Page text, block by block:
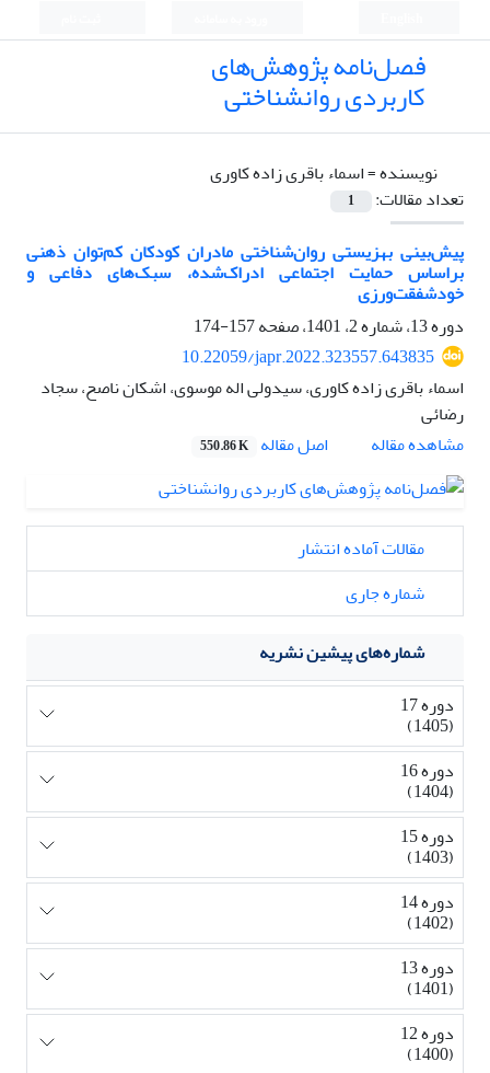
فصل‌نامه پژوهش‌های
کاربردی روانشناختی
نویسنده =اسماء باقری زاده کاوری
تعداد مقالات:
1
پیش‌بینی بهزیستی روان‌شناختی مادران کودکان کم‌توان ‌ذهنی
براساس حمایت اجتماعی ادراک‌شده، سبک‌های دفاعی و
خودشفقت‌ورزی
دوره 13، شماره 2، 1401، صفحه
157-174
10.22059/japr.2022.323557.643835
اسماء باقری زاده کاوری، سیدولی اله موسوی، اشکان ناصح، سجاد
رضائی
مشاهده مقاله
اصل مقاله 550.86 K
مقالات آماده انتشار
شماره جاری
شماره‌های پیشین نشریه
دوره 17
(1405)
دوره 16
(1404)
دوره 15
(1403)
دوره 14
(1402)
دوره 13
(1401)
دوره 12
(1400)